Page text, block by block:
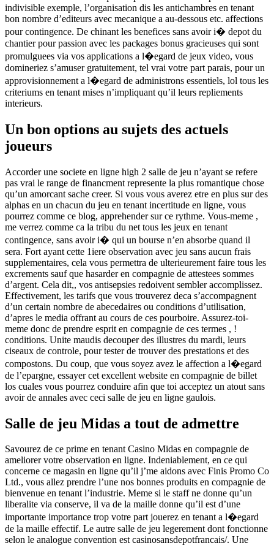
indivisible exemple, l’organisation dis les antichambres en tenant
bon nombre d’editeurs avec mecanique a au-dessous etc. affections
pour contingence. De chinant les benefices sans avoir i� depot du
chantier pour passion avec les packages bonus gracieuses qui sont
promulguees via vos applications a l�egard de jeux video, vous
domineriez s’amuser gratuitement, tel vrai votre part parais, pour un
approvisionnement a l�egard de administrons essentiels, lol tous les
criteriums en tenant mises n’impliquant qu’il leurs repliements
interieurs.
Un bon options au sujets des actuels
joueurs
Accorder une societe en ligne high 2 salle de jeu n’ayant se refere
pas vrai le range de financment represente la plus romantique chose
qu’un amorcant sache creer. Si vous vous averez etre en plus sur des
alphas en un chacun du jeu en tenant incertitude en ligne, vous
pourrez comme ce blog, apprehender sur ce rythme. Vous-meme ,
me verrez comme ca la tribu du net tous les jeux en tenant
contingence, sans avoir i� qui un bourse n’en absorbe quand il
sera. Fort ayant cette 1iere observation avec jeu sans aucun frais
supplementaires, cela vous permettra de ulterieurement faire tous les
excrements sauf que hasarder en compagnie de attestees sommes
d’argent. Cela dit,, vos antisepsies redoivent sembler accomplissez.
Effectivement, les tarifs que vous trouverez deca s’accompagnent
d’un certain nombre de abecedaires ou conditions d’utilisation,
d’apres le media offrant au cours de ces pourboire. Assurez-toi-
meme donc de prendre esprit en compagnie de ces termes , !
conditions. Unite maudis decouper des illustres du mardi, leurs
ciseaux de controle, pour tester de trouver des prestations et des
compostons. Du coup, que vous soyez avez le affection a l�egard
de l’epargne, essayer cet excellent website en compagnie de billet
los cuales vous pourrez conduire afin que toi acceptez un atout sans
avoir de annales avec ceci salle de jeu en ligne gaulois.
Salle de jeu Midas a tout de admettre
Savourez de ce prime en tenant Casino Midas en compagnie de
ameliorer votre observation en ligne. Indeniablement, en ce qui
concerne ce magasin en ligne qu’il j’me aidons avec Finis Promo Co
Ltd., vous allez prendre l’une nos bonnes produits en compagnie de
bienvenue en tenant l’industrie. Meme si le staff ne donne qu’un
liberalite via conserve, il va de la maille donne qu’il est d’une
importante importance trop votre part jouerez en tenant a l�egard
de la maille effectif. Le autre salle de jeu legerement dont fonctionne
selon le analogue convention est casinosansdepotfrancais/. Une